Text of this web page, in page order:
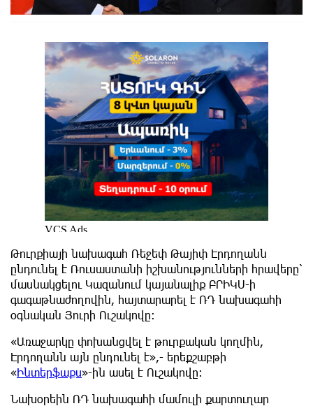
Թուրքիայի նախագահ Ռեջեփ Թայիփ Էրդողանն
ընդունել է Ռուսաստանի իշխանությունների հրավերը՝
մասնակցելու Կազանում կայանալիք ԲՐԻԿՍ-ի
գագաթնաժողովին, հայտարարել է ՌԴ նախագահի
օգնական Յուրի Ուշակովը։
«Առաջարկը փոխանցվել է թուրքական կողմին,
Էրդողանն այն ընդունել է»,- երեքշաբթի
«Ինտերֆաքս»-ին ասել է Ուշակովը։
Նախօրեին ՌԴ նախագահի մամուլի քարտուղար